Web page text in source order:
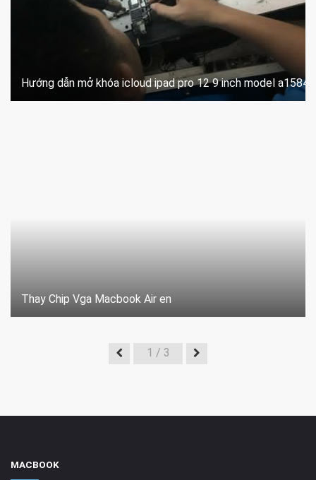
Hướng dẫn mở khóa icloud ipad pro 12 9 inch model a1584
Thay Chip Vga Macbook Air en
1 / 3
MACBOOK